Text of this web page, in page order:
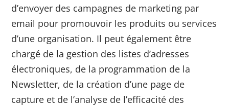
d’envoyer des campagnes de marketing par
email pour promouvoir les produits ou services
d’une organisation. Il peut également être
chargé de la gestion des listes d’adresses
électroniques, de la programmation de la
Newsletter, de la création d’une page de
capture et de l’analyse de l’efficacité des